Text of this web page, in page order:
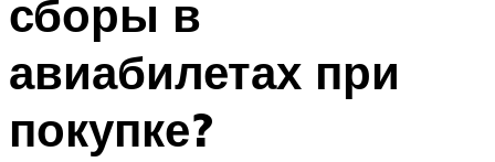
сборы в
авиабилетах при
покупке?